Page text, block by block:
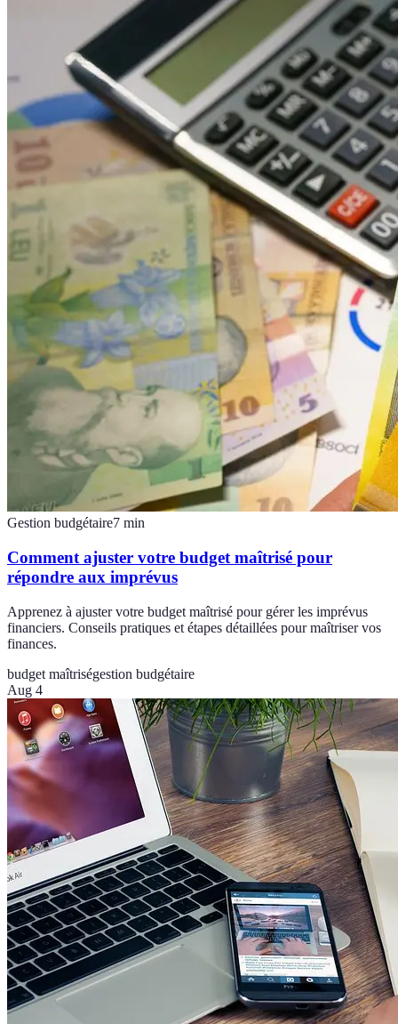
Gestion budgétaire7 min
Comment ajuster votre budget maîtrisé pour
répondre aux imprévus
Apprenez à ajuster votre budget maîtrisé pour gérer les imprévus
financiers. Conseils pratiques et étapes détaillées pour maîtriser vos
finances.
budget maîtriségestion budgétaire
Aug 4